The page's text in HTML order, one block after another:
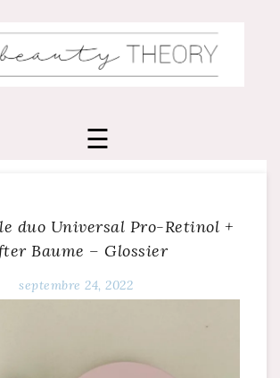
duo Universal Pro-Retinol +
Baume – Glossier
septembre 24, 2022